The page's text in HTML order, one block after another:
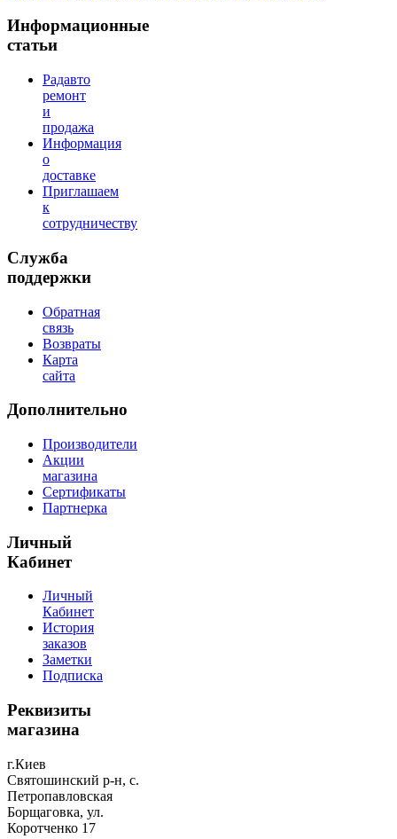
Информационные
статьи
Радавто
ремонт
и
продажа
Информация
о
доставке
Приглашаем
к
сотрудничеству
Служба
поддержки
Обратная
связь
Возвраты
Карта
сайта
Дополнительно
Производители
Акции
магазина
Сертификаты
Партнерка
Личный
Кабинет
Личный
Кабинет
История
заказов
Заметки
Подписка
Реквизиты
магазина
г.Киев
Святошинский р-н, с.
Петропавловская
Борщаговка, ул.
Коротченко 17